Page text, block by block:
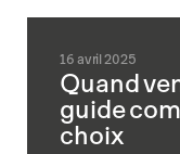
16 avril 2025
Quand
guide
choix